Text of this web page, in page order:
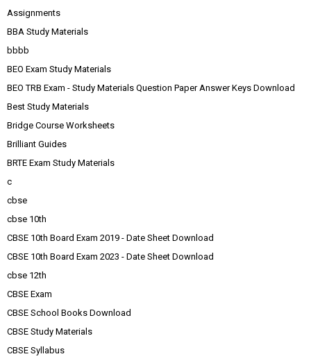
Assignments
BBA Study Materials
bbbb
BEO Exam Study Materials
BEO TRB Exam - Study Materials Question Paper Answer Keys Download
Best Study Materials
Bridge Course Worksheets
Brilliant Guides
BRTE Exam Study Materials
c
cbse
cbse 10th
CBSE 10th Board Exam 2019 - Date Sheet Download
CBSE 10th Board Exam 2023 - Date Sheet Download
cbse 12th
CBSE Exam
CBSE School Books Download
CBSE Study Materials
CBSE Syllabus